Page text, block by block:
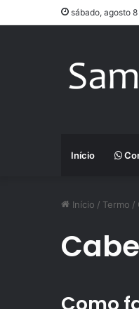
sábado, agosto
Início
Início / Termo /
Como